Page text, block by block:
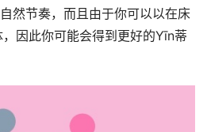
然节奏，而且由于你可以以在床
因此你可能会得到更好的Yīn蒂